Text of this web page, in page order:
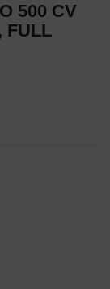
500 CV
FULL